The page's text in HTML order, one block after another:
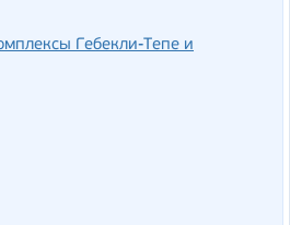
Гебекли-Тепе и